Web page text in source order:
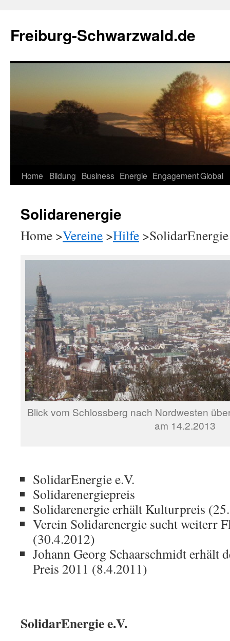
springen
Freiburg-Schwarzwald.de
Home Bildung Business Energie EngagementGlobal
Solidarenergie
Home >Vereine >Hilfe >SolidarEnergie
Blick vom Schlossberg nach Nordwesten
am 14.2.2013
SolidarEnergie e.V.
Solidarenergiepreis
Solidarenergie erhält Kulturpreis
Verein Solidarenergie sucht weiterr
(30.4.2012)
Johann Georg Schaarschmidt erhält
Preis 2011 (8.4.2011)
SolidarEnergie e.V.